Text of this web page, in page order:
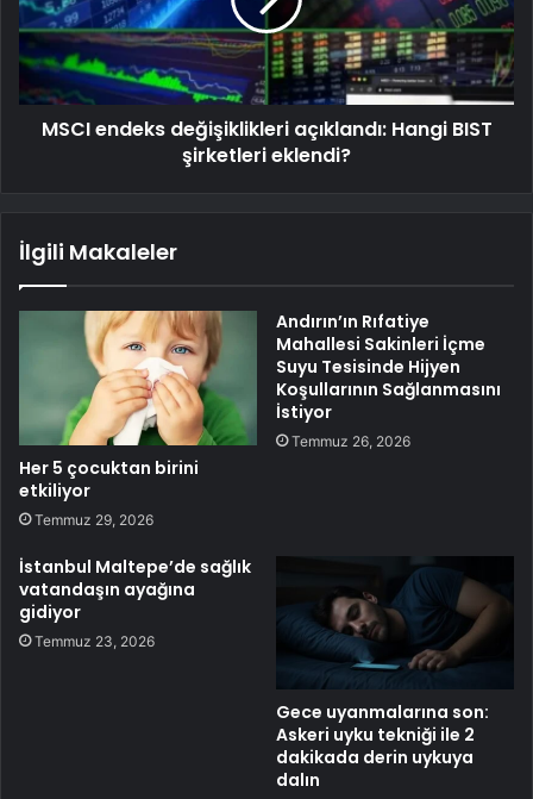
MSCI endeks değişiklikleri açıklandı: Hangi BIST
şirketleri eklendi?
İlgili Makaleler
Her 5 çocuktan birini
etkiliyor
Temmuz 29, 2026
Andırın’ın Rıfatiye
Mahallesi Sakinleri İçme
Suyu Tesisinde Hijyen
Koşullarının Sağlanmasını
İstiyor
Temmuz 26, 2026
İstanbul Maltepe’de sağlık
vatandaşın ayağına
gidiyor
Temmuz 23, 2026
Gece uyanmalarına son:
Askeri uyku tekniği ile 2
dakikada derin uykuya
dalın